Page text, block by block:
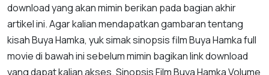
download yang akan mimin berikan pada bagian akhir
artikel ini. Agar kalian mendapatkan gambaran tentang
kisah Buya Hamka, yuk simak sinopsis film Buya Hamka full
movie di bawah ini sebelum mimin bagikan link download
yang dapat kalian akses. Sinopsis Film Buya Hamka Volume